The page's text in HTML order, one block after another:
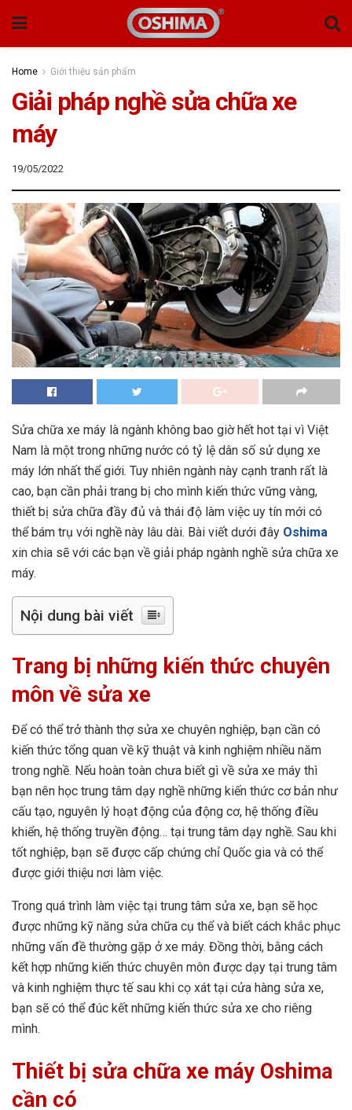
Home Giới thiệu sản phẩm
Giải pháp nghề sửa chữa xe
máy
19/05/2022
Sửa chữa xe máy là ngành không bao giờ hết hot tại vì Việt
Nam là một trong những nước có tỷ lệ dân số sử dụng xe
máy lớn nhất thể giới. Tuy nhiên ngành này cạnh tranh rất là
cao, bạn cần phải trang bị cho mình kiến thức vững vàng,
thiết bị sửa chữa đầy đủ và thái độ làm việc uy tín mới có
thể bám trụ với nghề này lâu dài. Bài viết dưới đây Oshima
xin chia sẽ với các bạn về giải pháp ngành nghề sửa chữa xe
máy.
Nội dung bài viết
Trang bị những kiến thức chuyên
môn về sửa xe
Để có thể trở thành thợ sửa xe chuyên nghiệp, bạn cần có
kiến thức tổng quan về kỹ thuật và kinh nghiệm nhiều năm
trong nghề. Nếu hoàn toàn chưa biết gì về sửa xe máy thì
bạn nên học trung tâm dạy nghề những kiến thức cơ bản như
cấu tạo, nguyên lý hoạt động của động cơ, hệ thống điều
khiển, hệ thống truyền động… tại trung tâm dạy nghề. Sau khi
tốt nghiệp, bạn sẽ được cấp chứng chỉ Quốc gia và có thể
được giới thiệu nơi làm việc.
Trong quá trình làm việc tại trung tâm sửa xe, bạn sẽ học
được những kỹ năng sửa chữa cụ thể và biết cách khắc phục
những vấn đề thường gặp ở xe máy. Đồng thời, bằng cách
kết hợp những kiến thức chuyên môn được dạy tại trung tâm
và kinh nghiệm thực tế sau khi cọ xát tại cửa hàng sửa xe,
bạn sẽ có thể đúc kết những kiến thức sửa xe cho riêng
mình.
Thiết bị sửa chữa xe máy Oshima
cần có